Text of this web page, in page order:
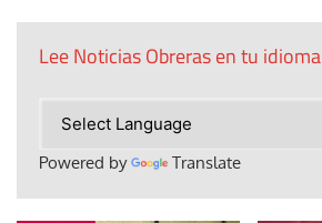
Lee Noticias Obreras en tu idioma
Powered by Translate